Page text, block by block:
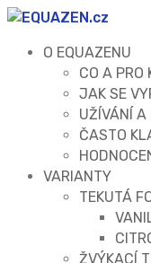
O EQUAZENU
CO A PRO
JAK SE
UŽÍVÁNÍ A
ČASTO
VARIANTY
TEKUTÁ
ŽVÝKACÍ